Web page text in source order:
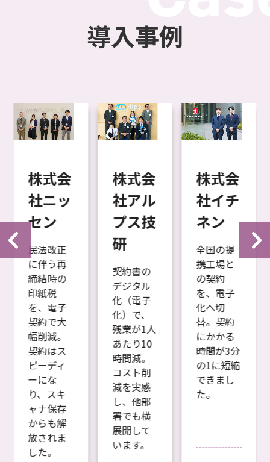
導入事例
株式会
社ニッ
セン
民法改正
に伴う再
締結時の
印紙税
を、電子
契約で大
幅削減。
契約はス
ピーディ
ーにな
り、スキ
ャナ保存
からも解
放されま
した。
株式会
社アル
プス技
研
契約書の
デジタル
化（電子
化）で、
残業が1人
あたり10
時間減。
コスト削
減を実感
し、他部
署でも横
展開して
います。
株式会
社イチ
ネン
全国の提
携工場と
の契約
を、電子
化へ切
替。契約
にかかる
時間が3分
の1に短縮
できまし
た。